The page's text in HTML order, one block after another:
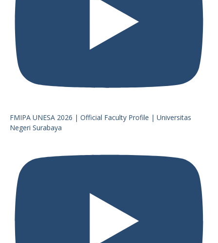
FMIPA UNESA 2026 | Official Faculty Profile | Universitas
Negeri Surabaya